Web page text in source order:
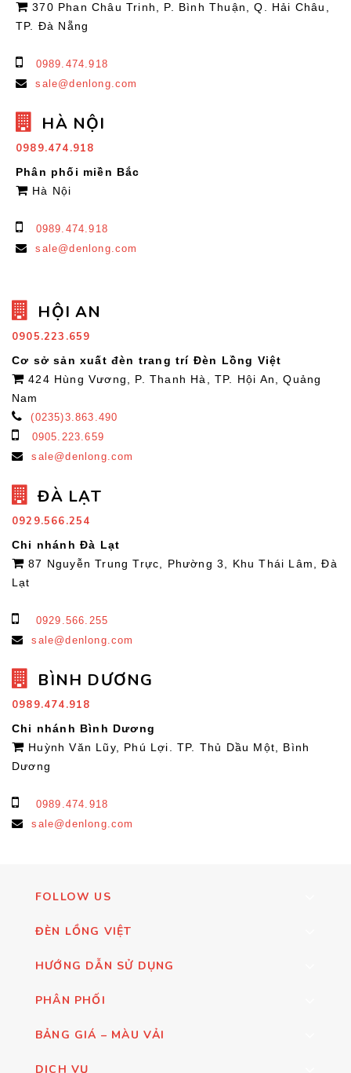
370 Phan Châu Trinh, P. Bình Thuận, Q. Hải Châu,
TP. Đà Nẵng
0989.474.918
sale@denlong.com
HÀ NỘI
0989.474.918
Phân phối miền Bắc
Hà Nội
0989.474.918
sale@denlong.com
HỘI AN
0905.223.659
Cơ sở sản xuất đèn trang trí Đèn Lồng Việt
424 Hùng Vương, P. Thanh Hà, TP. Hội An, Quảng
Nam
(0235)3.863.490
0905.223.659
sale@denlong.com
ĐÀ LẠT
0929.566.254
Chi nhánh Đà Lạt
87 Nguyễn Trung Trực, Phường 3, Khu Thái Lâm, Đà
Lạt
0929.566.255
sale@denlong.com
BÌNH DƯƠNG
0989.474.918
Chi nhánh Bình Dương
Huỳnh Văn Lũy, Phú Lợi. TP. Thủ Dầu Một, Bình
Dương
0989.474.918
sale@denlong.com
FOLLOW US
ĐÈN LỒNG VIỆT
HƯỚNG DẪN SỬ DỤNG
PHÂN PHỐI
BẢNG GIÁ – MÀU VẢI
DỊCH VỤ